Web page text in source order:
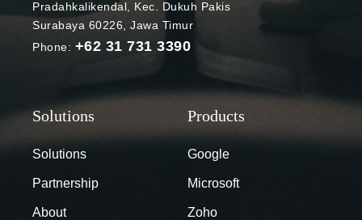
Pradahkalikendal, Kec. Dukuh Pakis
Surabaya 60226, Jawa Timur
Phone: +62 31 731 3390
Solutions
Partnership
About
Google
Microsoft
Zoho